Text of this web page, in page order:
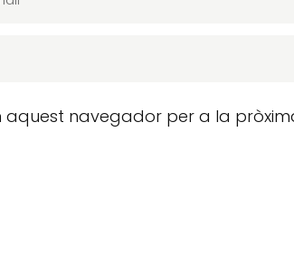
aquest navegador per a la